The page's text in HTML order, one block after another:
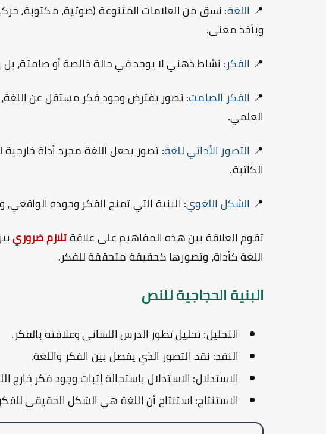
📍 اللغة: نسق من العلامات المتنوعة (صوتية، مكتوبة،
ويأخذ معنى.
📍 الفكر: نشاط ذهني لا يوجد في حالة خالصة أو صامتة،
📍 الفكر الصامت: تصور يفترض وجود فكر مستقل عن اللغة،
العلمي.
📍 التصور الأداتي للغة: تصور يجعل اللغة مجرد أداة
الكاتبة.
📍 الشكل اللغوي: البنية التي تمنح الفكر وجوده
تقوم العلاقة بين هذه المفاهيم على علاقةتلازم ضروري
اللغة كأداة، وتصورها كحقيقة متحققة للفكر.
البنية الحجاجية للنص
التحليل:تحليل تطور الدرس اللساني وعلاقته بالفكر.
النقد: نقد التصور الذي يفصل بين الفكر واللغة.
الاستدلال: الاستدلال باستحالة إثبات وجود فكر خارج
الاستنتاج: استنتاج أن اللغة هي الشكل الحقيقي